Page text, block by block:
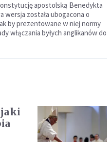
apostolską Benedykta
wersja została ubogacona o
by prezentowane w niej normy
włączania byłych anglikanów do
jaki